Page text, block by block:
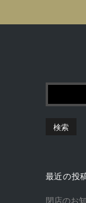
最近の投
閉店のお